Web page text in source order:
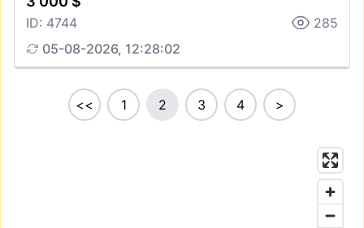
ID: 4744
285
05-08-2026, 12:28:02
<< 1 2 3 4 >